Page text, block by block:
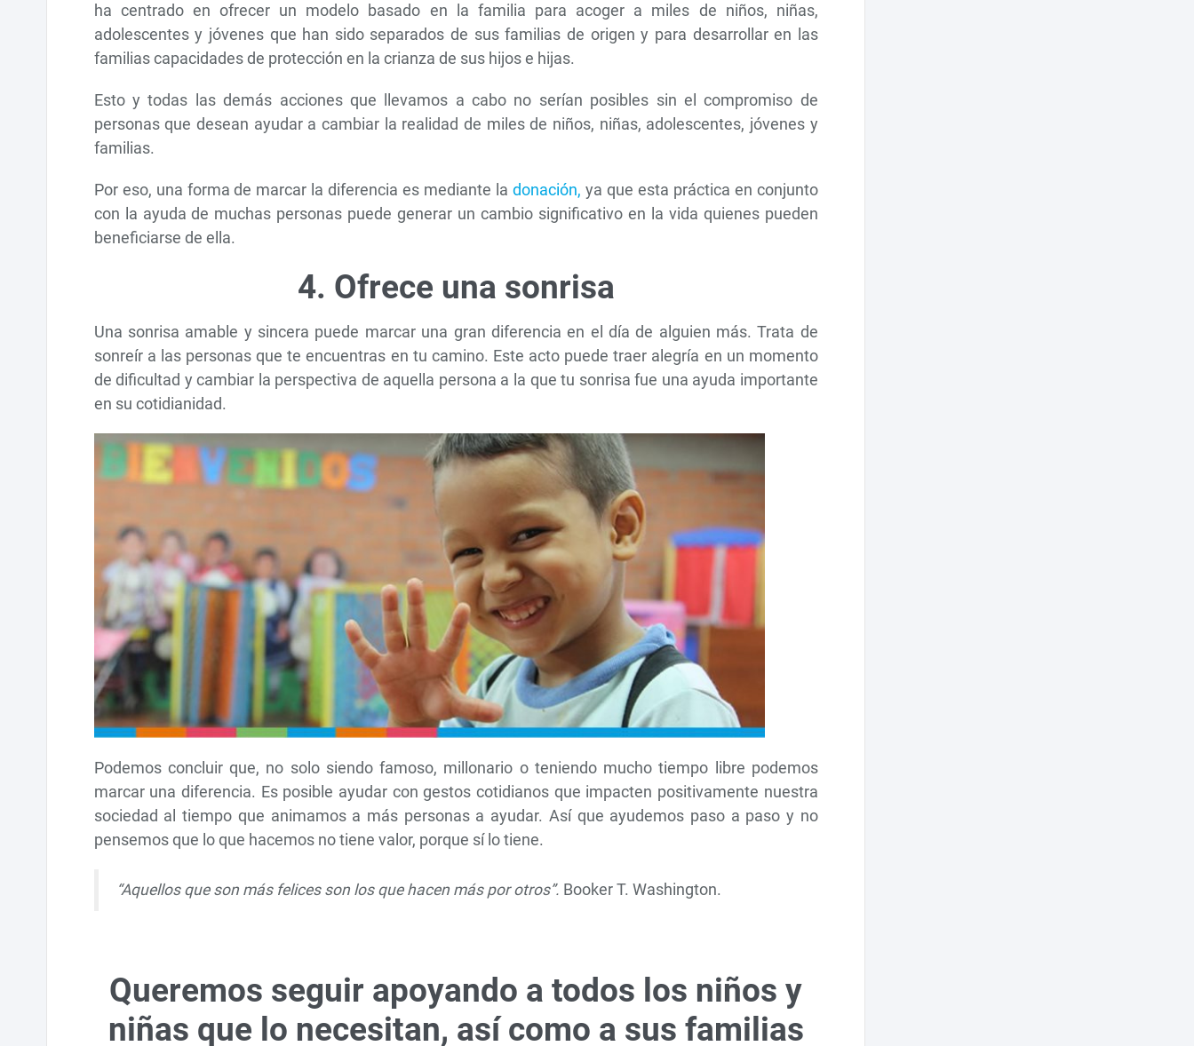
ha centrado en ofrecer un modelo basado en la familia para acoger a miles de niños, niñas,
adolescentes y jóvenes que han sido separados de sus familias de origen y para desarrollar en las
familias capacidades de protección en la crianza de sus hijos e hijas.
Esto y todas las demás acciones que llevamos a cabo no serían posibles sin el compromiso de
personas que desean ayudar a cambiar la realidad de miles de niños, niñas, adolescentes, jóvenes y
familias.
Por eso, una forma de marcar la diferencia es mediante ladonación, ya que esta práctica en conjunto
con la ayuda de muchas personas puede generar un cambio significativo en la vida quienes pueden
beneficiarse de ella.
4. Ofrece una sonrisa
Una sonrisa amable y sincera puede marcar una gran diferencia en el día de alguien más. Trata de
sonreír a las personas que te encuentras en tu camino. Este acto puede traer alegría en un momento
de dificultad y cambiar la perspectiva de aquella persona a la que tu sonrisa fue una ayuda importante
en su cotidianidad.
Podemos concluir que, no solo siendo famoso, millonario o teniendo mucho tiempo libre podemos
marcar una diferencia. Es posible ayudar con gestos cotidianos que impacten positivamente nuestra
sociedad al tiempo que animamos a más personas a ayudar. Así que ayudemos paso a paso y no
pensemos que lo que hacemos no tiene valor, porque sí lo tiene.
“Aquellos que son más felices son los que hacen más por otros”. Booker T. Washington.
Queremos seguir apoyando a todos los niños y
niñas que lo necesitan, así como a sus familias